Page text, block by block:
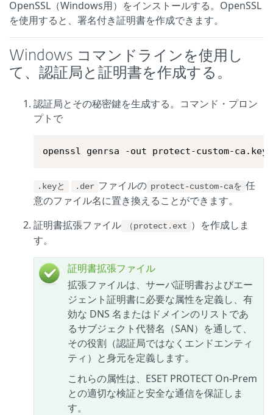
OpenSSL（Windows用）をインストールする。OpenSSL
を使用すると、署名付き証明書を作成できます。
Windows コマンドラインを使用し
て、認証局と証明書を作成する。
認証局とその秘密鍵を生成する。コマンド・プロン
プトで
openssl genrsa -out protect-custom-ca.key
.keyと .der ファイルの protect-custom-caを 任
意のファイル名に置き換えることができます。
証明書拡張ファイル
（protect.ext ）を作成しま
す。
証明書拡張ファイル
拡張ファイルは、サーバ証明書およびエー
ジェント証明書に必要な属性を定義し、有
効な DNS 名またはドメインのリストであ
るサブジェクト代替名（SAN）を通して、
その役割（認証局ではなくエンドエンティ
ティ）と身元を定義します。
これらの属性は、ESET PROTECT On-Prem
との適切な検証と安全な通信を保証しま
す。